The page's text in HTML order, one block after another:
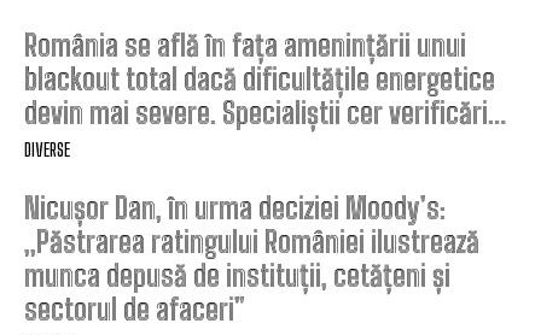
România se află în fața amenințării unui
blackout total dacă dificultățile energetice
devin mai severe. Specialiștii cer verificări…
DIVERSE
Nicușor Dan, în urma deciziei Moody’s:
„Păstrarea ratingului României ilustrează
munca depusă de instituții, cetățeni și
sectorul de afaceri”